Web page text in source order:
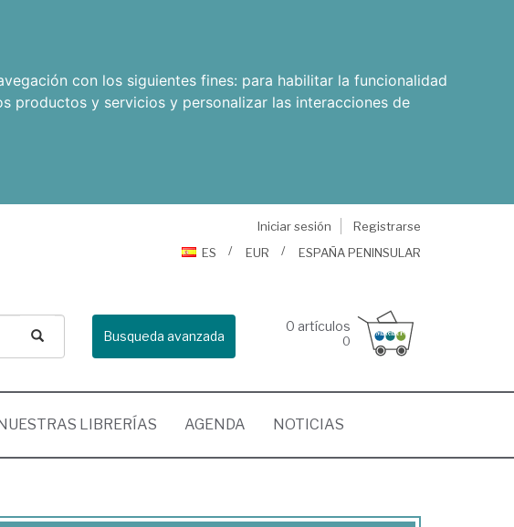
con los siguientes fines: para habilitar la funcionalidad
productos y servicios y personalizar las interacciones de
Iniciar sesión
Registrarse
ES
EUR ESPAÑA PENINSULAR
Busqueda avanzada
0 artículos
0
LIBRERÍAS AGENDA NOTICIAS